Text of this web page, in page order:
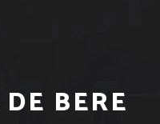
BERE